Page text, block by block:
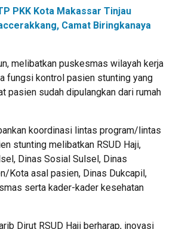
PKK Kota Makassar Tinjau
Camat Biringkanaya
melibatkan puskesmas wilayah kerja
fungsi kontrol pasien stunting yang
pasien sudah dipulangkan dari rumah
koordinasi lintas program/lintas
stunting melibatkan RSUD Haji,
Dinas Sosial Sulsel, Dinas
Kota asal pasien, Dinas Dukcapil,
serta kader-kader kesehatan
Dirut RSUD Haji berharap, inovasi